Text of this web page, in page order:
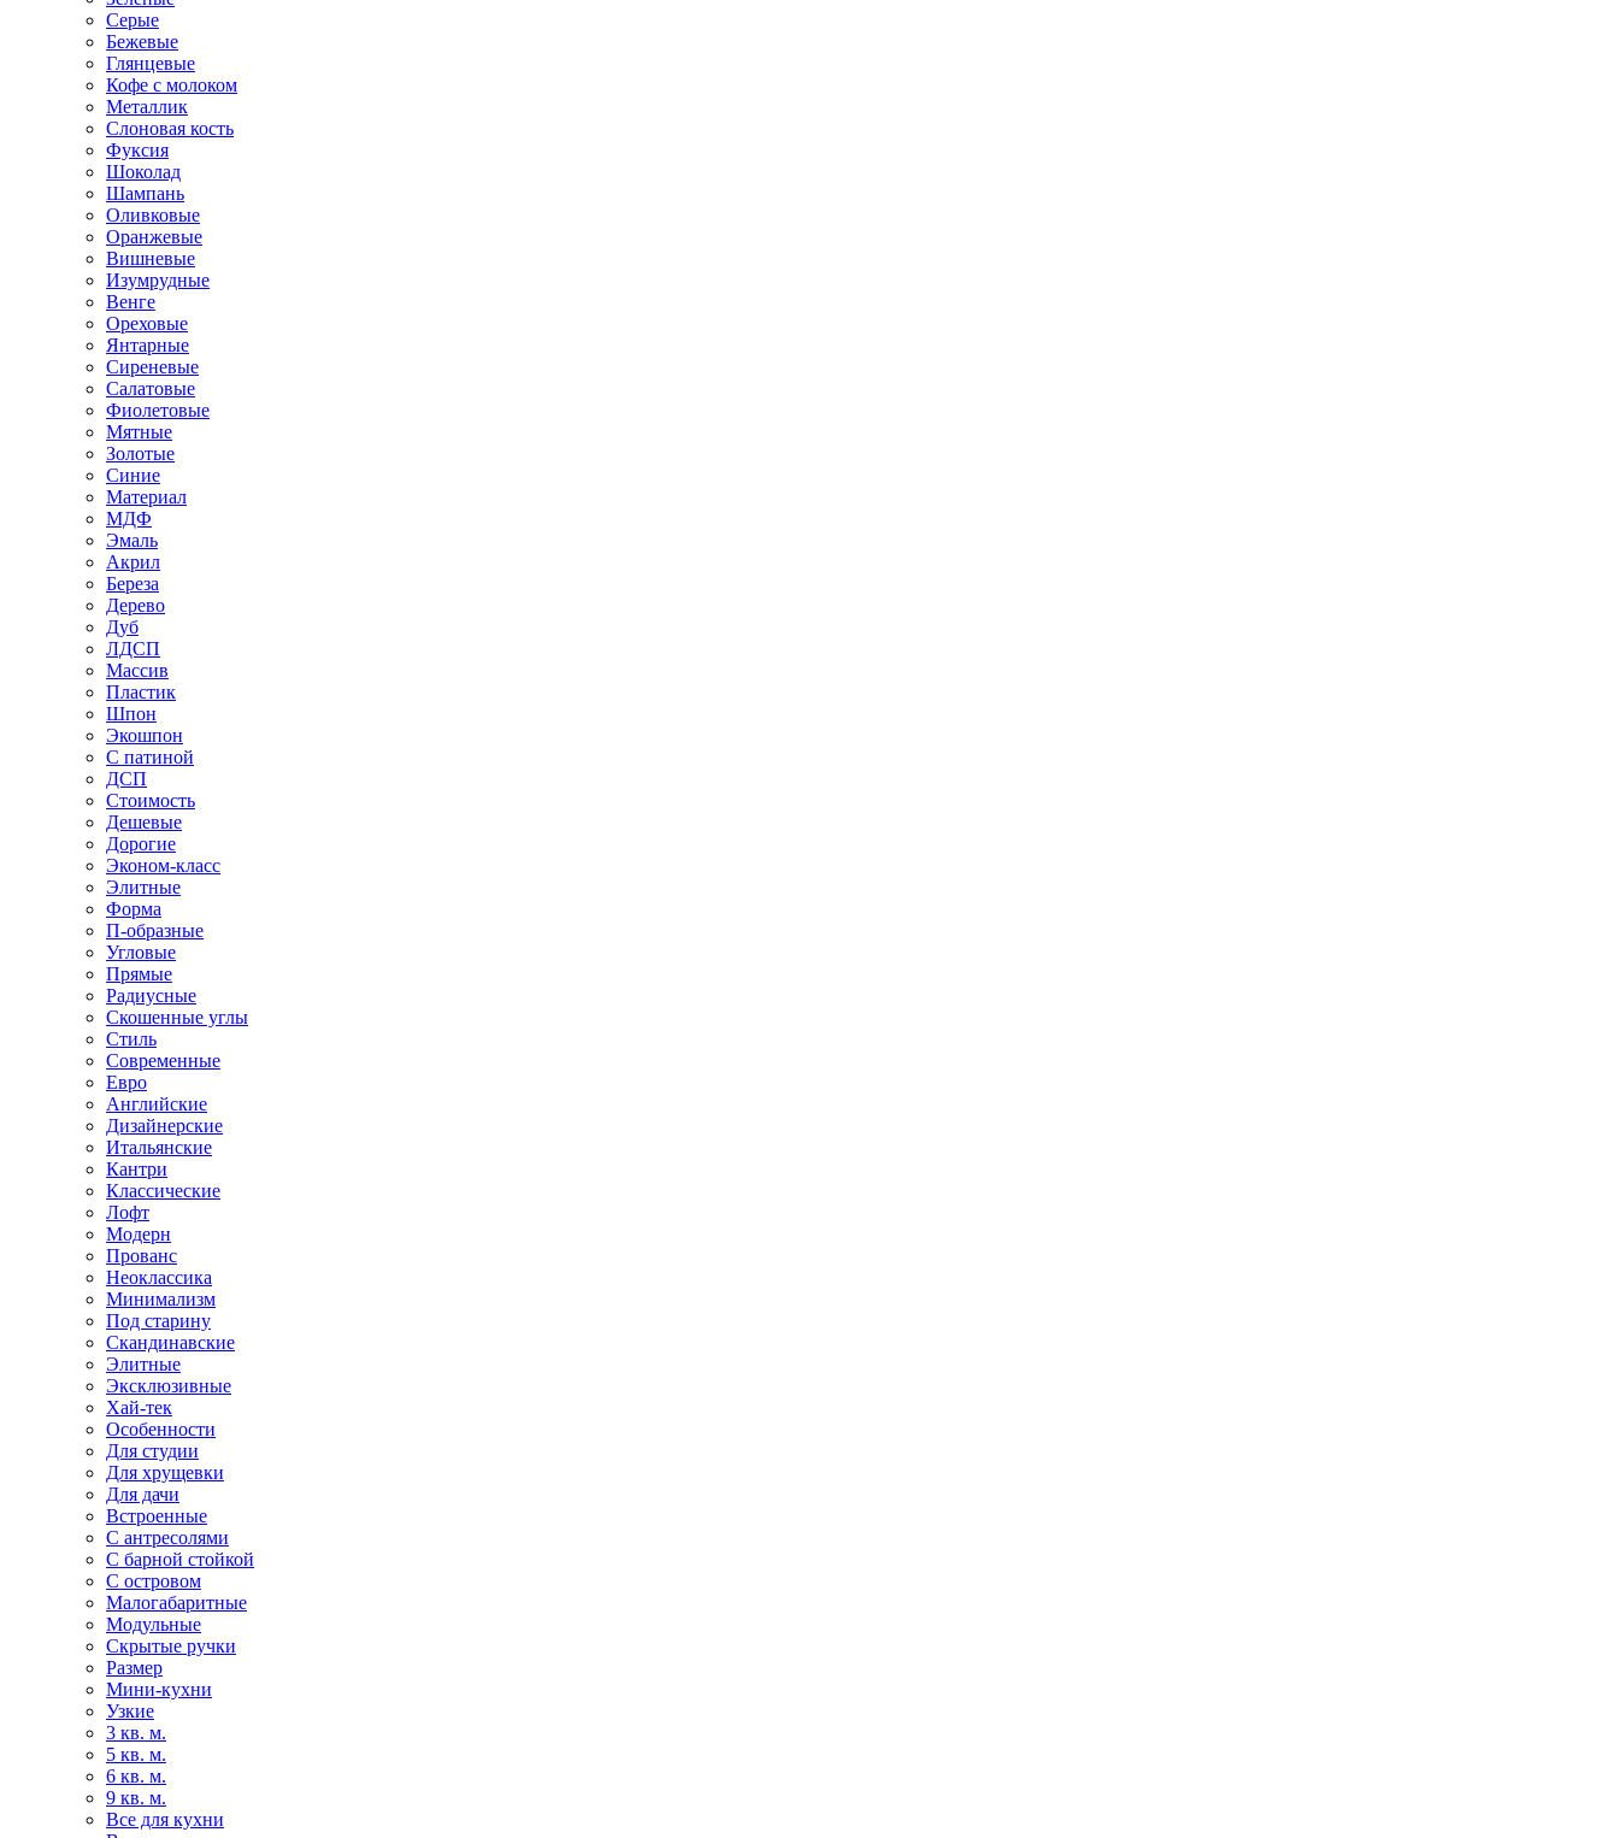
Серые
Бежевые
Глянцевые
Кофе с молоком
Металлик
Слоновая кость
Фуксия
Шоколад
Шампань
Оливковые
Оранжевые
Вишневые
Изумрудные
Венге
Ореховые
Янтарные
Сиреневые
Салатовые
Фиолетовые
Мятные
Золотые
Синие
Материал
МДФ
Эмаль
Акрил
Береза
Дерево
Дуб
ЛДСП
Массив
Пластик
Шпон
Экошпон
С патиной
ДСП
Стоимость
Дешевые
Дорогие
Эконом-класс
Элитные
Форма
П-образные
Угловые
Прямые
Радиусные
Скошенные углы
Стиль
Современные
Евро
Английские
Дизайнерские
Итальянские
Кантри
Классические
Лофт
Модерн
Прованс
Неоклассика
Минимализм
Под старину
Скандинавские
Элитные
Эксклюзивные
Хай-тек
Особенности
Для студии
Для хрущевки
Для дачи
Встроенные
С антресолями
С барной стойкой
С островом
Малогабаритные
Модульные
Скрытые ручки
Размер
Мини-кухни
Узкие
3 кв. м.
5 кв. м.
6 кв. м.
9 кв. м.
Все для кухни